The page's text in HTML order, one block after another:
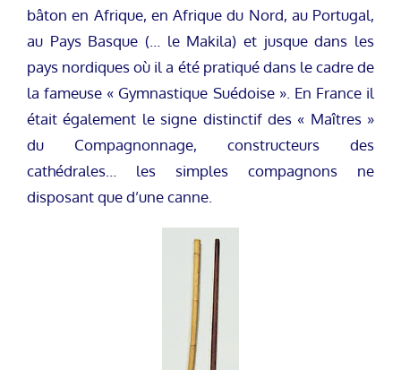
bâton en Afrique, en Afrique du Nord, au Portugal,
au Pays Basque (… le Makila) et jusque dans les
pays nordiques où il a été pratiqué dans le cadre de
la fameuse « Gymnastique Suédoise ». En France il
était également le signe distinctif des « Maîtres »
du Compagnonnage, constructeurs des
cathédrales… les simples compagnons ne
disposant que d’une canne.